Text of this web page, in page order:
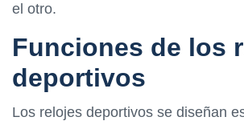
el otro.
Funciones de los
deportivos
Los relojes deportivos se diseñan